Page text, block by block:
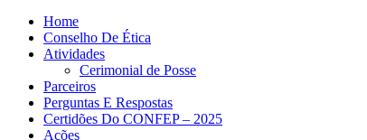
Home
Conselho De Ética
Atividades
Cerimonial de Posse
Parceiros
Perguntas E Respostas
Certidões Do CONFEP – 2025
Ações